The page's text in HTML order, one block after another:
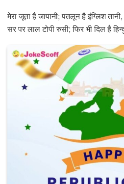
मेरा जूता है जापानी; पतलून है इंग्लिश तानी,
सर पर लाल टोपी रुसी; फिर भी दिल है